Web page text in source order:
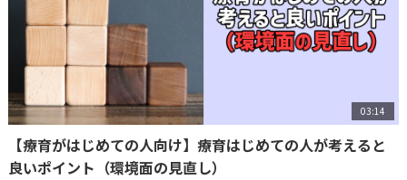
03:14
【療育がはじめての人向け】療育はじめての人が考えると
良いポイント（環境面の見直し）